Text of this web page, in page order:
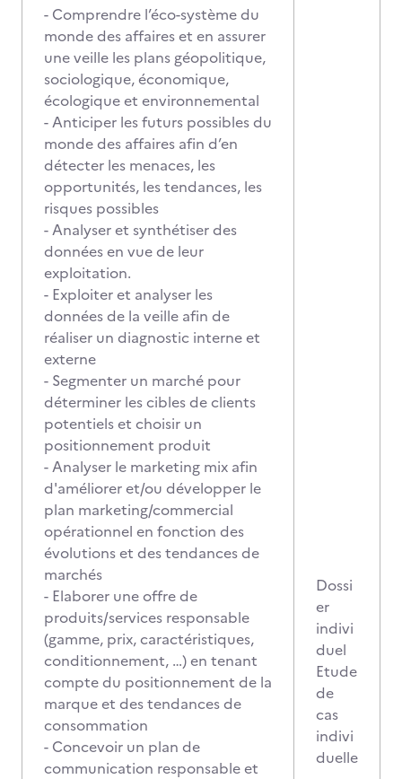
- Comprendre l’éco-système du
monde des affaires et en assurer
une veille les plans géopolitique,
sociologique, économique,
écologique et environnemental
- Anticiper les futurs possibles du
monde des affaires afin d’en
détecter les menaces, les
opportunités, les tendances, les
risques possibles
- Analyser et synthétiser des
données en vue de leur
exploitation.
- Exploiter et analyser les
données de la veille afin de
réaliser un diagnostic interne et
externe
- Segmenter un marché pour
déterminer les cibles de clients
potentiels et choisir un
positionnement produit
- Analyser le marketing mix afin
d'améliorer et/ou développer le
plan marketing/commercial
opérationnel en fonction des
évolutions et des tendances de
marchés
- Elaborer une offre de
produits/services responsable
(gamme, prix, caractéristiques,
conditionnement, …) en tenant
compte du positionnement de la
marque et des tendances de
consommation
- Concevoir un plan de
communication responsable et
Dossi
er
indivi
duel
Etude
de
cas
indivi
duelle